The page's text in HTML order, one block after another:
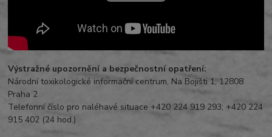
Výstražné upozornění a bezpečnostní opatření:
Národní toxikologické informační centrum, Na Bojišti 1, 12808
Praha 2
Telefonní číslo pro naléhavé situace +420 224 919 293; +420 224
915 402 (24 hod.)